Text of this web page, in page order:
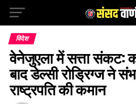
विदेश
वेनेजुएला में सत्ता संकट:
बाद डेल्सी रोड्रिग्ज ने
राष्ट्रपति की कमान